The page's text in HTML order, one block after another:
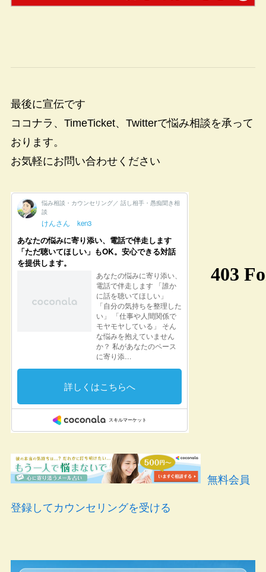
最後に宣伝です
ココナラ、TimeTicket、Twitterで悩み相談を承って
おります。
お気軽にお問い合わせください
無料会員
登録してカウンセリングを受ける